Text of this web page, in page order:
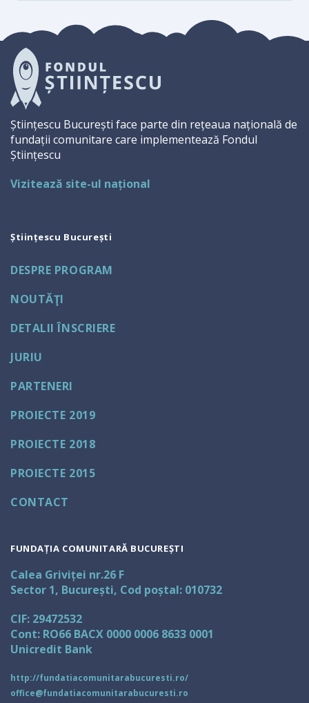
Științescu București face parte din rețeaua națională de
fundații comunitare care implementează Fondul
Științescu
Vizitează site-ul național
Științescu București
DESPRE PROGRAM
NOUTĂŢI
DETALII ÎNSCRIERE
JURIU
PARTENERI
PROIECTE 2019
PROIECTE 2018
PROIECTE 2015
CONTACT
FUNDAȚIA COMUNITARĂ BUCUREȘTI
Calea Griviței nr.26 F
Sector 1, București, Cod poștal: 010732
CIF: 29472532
Cont: RO66 BACX 0000 0006 8633 0001
Unicredit Bank
http://fundatiacomunitarabucuresti.ro/
office@fundatiacomunitarabucuresti.ro